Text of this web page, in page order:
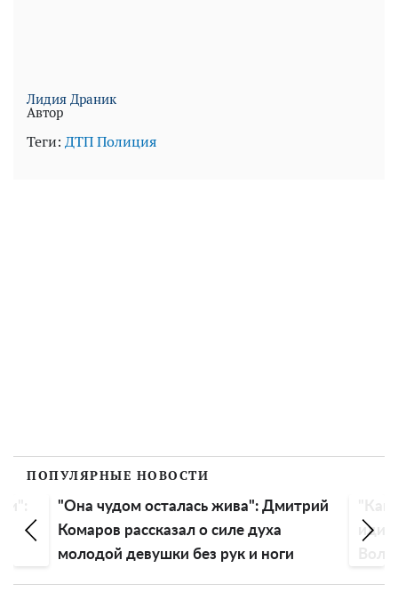
Лидия Драник
Автор
Теги: ДТППолиция
ПОПУЛЯРНЫЕ НОВОСТИ
жива": Дмитрий
силе духа
рук и ноги
"Как древняя старушка, смех
идиотский": истеричной
Волочковой советуют подлечить